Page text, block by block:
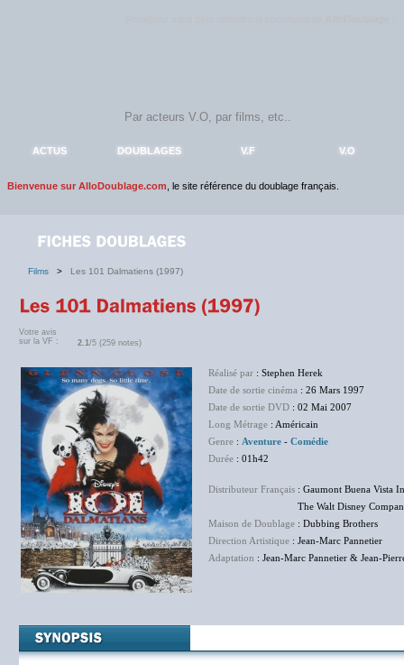
ACTUS DOUBLAGES V.F V.O
Bienvenue sur AlloDoublage.com , le site référence du doublage français.
Films > Les 101 Dalmatiens (1997)
Votre avis
sur la VF :
2.1/5 (259 notes)
Réalisé par : Stephen Herek
Date de sortie cinéma : 26 Mars 1997
Date de sortie DVD : 02 Mai 2007
Long Métrage : Américain
Genre : Aventure - Comédie
Durée : 01h42
Distributeur Français : Gaumont Buena Vista
The Walt Disney Company
Maison de Doublage : Dubbing Brothers
Direction Artistique : Jean-Marc Pannetier
Adaptation : Jean-Marc Pannetier & Jean-